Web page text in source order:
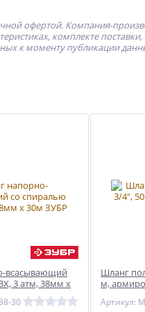
офертой. Компания-
комплекте поставки,
к моменту публикации
всасывающий
3 атм, 38мм х
30
Шланг
м,
Артикул: